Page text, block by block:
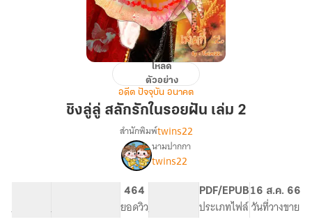
ลู่
สลัก
โหลด
ตัวอย่าง
อดีต ปัจจุบัน อนาคต
ชิงลู่ลู่ สลักรักในรอยฝัน เล่ม 2
เรื่อง
ชิง
สำนักพิมพ์twins22
นามปากกา
twins22
จำนวนคำ จำนวนหน้า (A5)
464
ยอดวิวระดับเนื้อหา
PDF/EPUB
ประเภทไฟล์
16 ส.ค. 66
วันที่วางขาย